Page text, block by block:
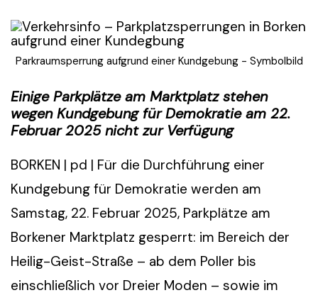
Parkraumsperrung aufgrund einer Kundgebung - Symbolbild
Einige Parkplätze am Marktplatz stehen
wegen Kundgebung für Demokratie am 22.
Februar 2025 nicht zur Verfügung
BORKEN | pd | Für die Durchführung einer
Kundgebung für Demokratie werden am
Samstag, 22. Februar 2025, Parkplätze am
Borkener Marktplatz gesperrt: im Bereich der
Heilig-Geist-Straße – ab dem Poller bis
einschließlich vor Dreier Moden – sowie im